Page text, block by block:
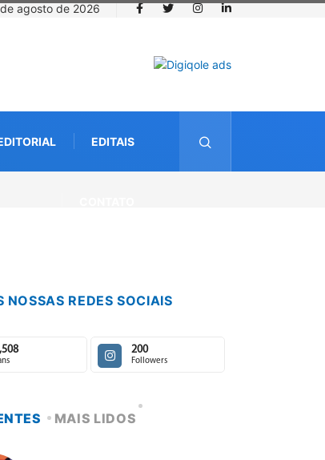
agosto de 2026
EDITAIS
NOSSAS REDES SOCIAIS
200
Followers
MAIS LIDOS